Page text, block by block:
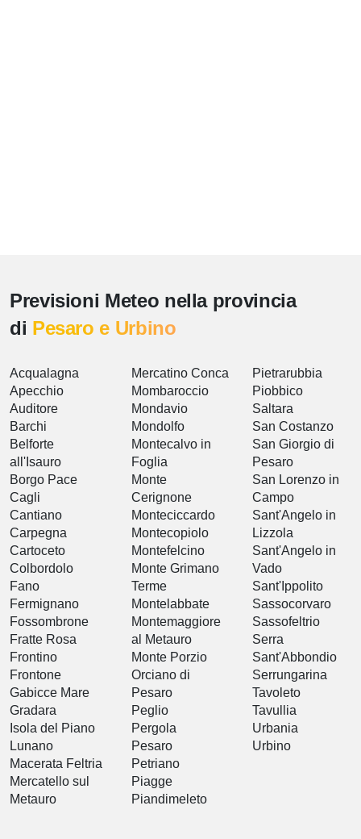
Previsioni Meteo nella provincia
di Pesaro e Urbino
Acqualagna
Apecchio
Auditore
Barchi
Belforte
all'Isauro
Borgo Pace
Cagli
Cantiano
Carpegna
Cartoceto
Colbordolo
Fano
Fermignano
Fossombrone
Fratte Rosa
Frontino
Frontone
Gabicce Mare
Gradara
Isola del Piano
Lunano
Macerata Feltria
Mercatello sul
Metauro
Mercatino Conca
Mombaroccio
Mondavio
Mondolfo
Montecalvo in
Foglia
Monte
Cerignone
Monteciccardo
Montecopiolo
Montefelcino
Monte Grimano
Terme
Montelabbate
Montemaggiore
al Metauro
Monte Porzio
Orciano di
Pesaro
Peglio
Pergola
Pesaro
Petriano
Piagge
Piandimeleto
Pietrarubbia
Piobbico
Saltara
San Costanzo
San Giorgio di
Pesaro
San Lorenzo in
Campo
Sant'Angelo in
Lizzola
Sant'Angelo in
Vado
Sant'Ippolito
Sassocorvaro
Sassofeltrio
Serra
Sant'Abbondio
Serrungarina
Tavoleto
Tavullia
Urbania
Urbino